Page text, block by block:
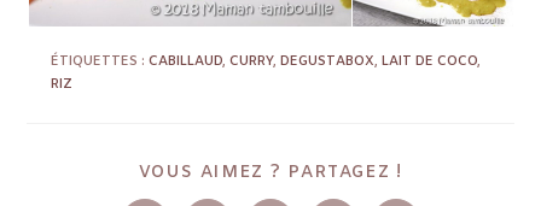
ÉTIQUETTES :CABILLAUD, CURRY, DEGUSTABOX, LAIT DE COCO,
RIZ
VOUS AIMEZ ? PARTAGEZ !